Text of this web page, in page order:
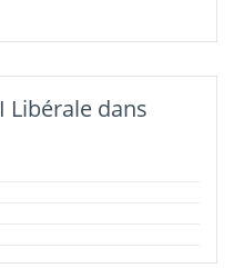
Libérale dans